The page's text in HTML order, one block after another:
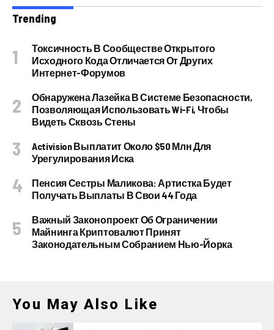
Trending
Токсичность В Сообществе Открытого
Исходного Кода Отличается От Других
Интернет-Форумов
Обнаружена Лазейка В Системе Безопасности,
Позволяющая Использовать Wi-Fi, Чтобы
Видеть Сквозь Стены
Activision Выплатит Около $50 Млн Для
Урегулирования Иска
Пенсия Сестры Маликова: Артистка Будет
Получать Выплаты В Свои 44 Года
Важный Законопроект Об Ограничении
Майнинга Криптовалют Принят
Законодательным Собранием Нью-Йорка
You May Also Like